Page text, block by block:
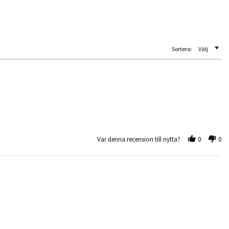
Sortera: Välj
Var denna recension till nytta? 0 0